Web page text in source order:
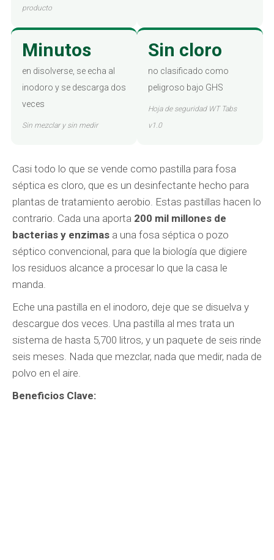
producto
Minutos
en disolverse, se echa al
inodoro y se descarga dos
veces
Sin mezclar y sin medir
Sin cloro
no clasificado como
peligroso bajo GHS
Hoja de seguridad WT Tabs
v1.0
Casi todo lo que se vende como pastilla para fosa
séptica es cloro, que es un desinfectante hecho para
plantas de tratamiento aerobio. Estas pastillas hacen lo
contrario. Cada una aporta 200 mil millones de
bacterias y enzimas a una fosa séptica o pozo
séptico convencional, para que la biología que digiere
los residuos alcance a procesar lo que la casa le
manda.
Eche una pastilla en el inodoro, deje que se disuelva y
descargue dos veces. Una pastilla al mes trata un
sistema de hasta 5,700 litros, y un paquete de seis rinde
seis meses. Nada que mezclar, nada que medir, nada de
polvo en el aire.
Beneficios Clave: